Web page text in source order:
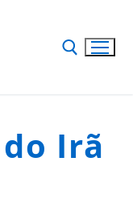
Irã